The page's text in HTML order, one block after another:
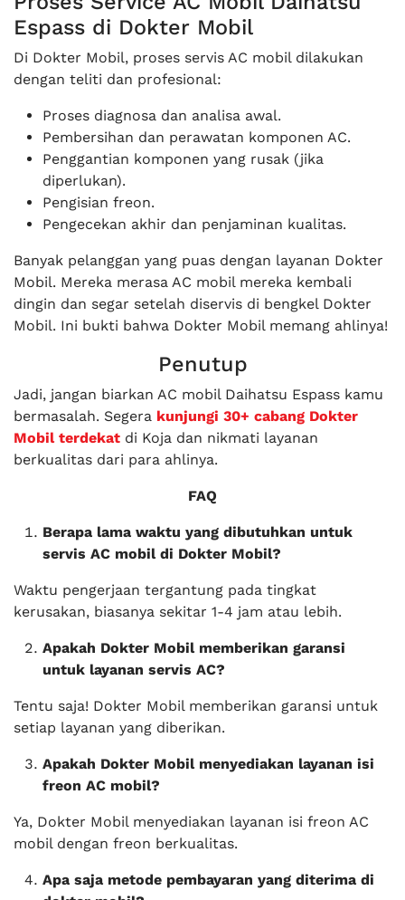
Espass di Dokter Mobil
Di Dokter Mobil, proses servis AC mobil dilakukan
dengan teliti dan profesional:
Proses diagnosa dan analisa awal.
Pembersihan dan perawatan komponen AC.
Penggantian komponen yang rusak (jika
diperlukan).
Pengisian freon.
Pengecekan akhir dan penjaminan kualitas.
Banyak pelanggan yang puas dengan layanan Dokter
Mobil. Mereka merasa AC mobil mereka kembali
dingin dan segar setelah diservis di bengkel Dokter
Mobil. Ini bukti bahwa Dokter Mobil memang ahlinya!
Penutup
Jadi, jangan biarkan AC mobil Daihatsu Espass kamu
bermasalah. Segera kunjungi 30+ cabang Dokter
Mobil terdekat di Koja dan nikmati layanan
berkualitas dari para ahlinya.
FAQ
Berapa lama waktu yang dibutuhkan untuk
servis AC mobil di Dokter Mobil?
Waktu pengerjaan tergantung pada tingkat
kerusakan, biasanya sekitar 1-4 jam atau lebih.
Apakah Dokter Mobil memberikan garansi
untuk layanan servis AC?
Tentu saja! Dokter Mobil memberikan garansi untuk
setiap layanan yang diberikan.
Apakah Dokter Mobil menyediakan layanan isi
freon AC mobil?
Ya, Dokter Mobil menyediakan layanan isi freon AC
mobil dengan freon berkualitas.
Apa saja metode pembayaran yang diterima di